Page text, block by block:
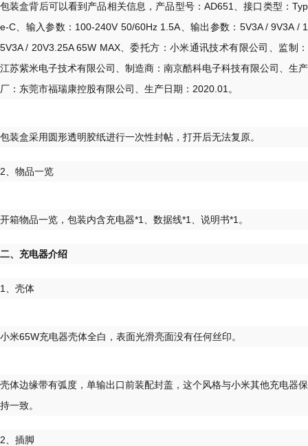
包装盒背后可以看到产品相关信息，产品型号：AD651、接口类型：Typ
e-C、输入参数：100-240V 50/60Hz 1.5A、输出参数：5V3A / 9V3A / 1
5V3A / 20V3.25A 65W MAX、委托方：小米通讯技术有限公司、监制：
江苏紫米电子技术有限公司、制造商：南京酷科电子科技有限公司、生产
厂：东莞市福瑞康控股有限公司、生产日期：2020.01。
包装盒采用圆形透明胶纸进行一次性封帖，打开后无法复原。
2、物品一览
开箱物品一览，包装内含充电器*1、数据线*1、说明书*1。
二、充电器介绍
1、壳体
小米65W充电器壳体全白，表面光滑亮面没有任何丝印。
壳体边缘带有弧度，单输出口前装配封盖，这个风格与小米其他充电器保
持一致。
2、插脚